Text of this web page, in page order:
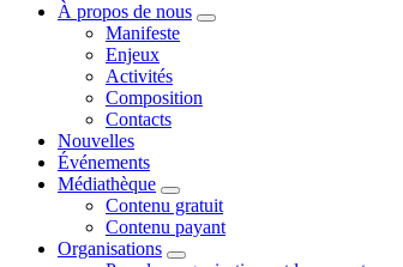
À propos de nous
Manifeste
Enjeux
Activités
Composition
Contacts
Nouvelles
Événements
Médiathèque
Contenu gratuit
Contenu payant
Organisations